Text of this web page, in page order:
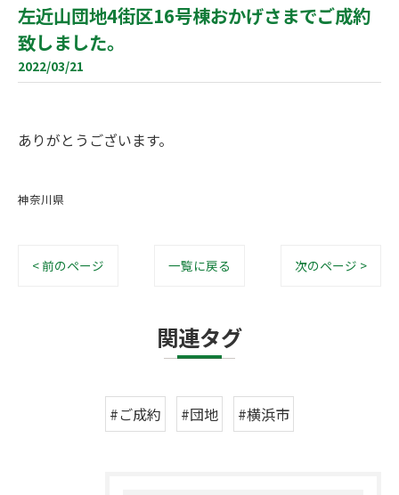
左近山団地4街区16号棟おかげさまでご成約
致しました。
2022/03/21
ありがとうございます。
神奈川県
< 前のページ 一覧に戻る 次のページ >
関連タグ
#ご成約 #団地 #横浜市